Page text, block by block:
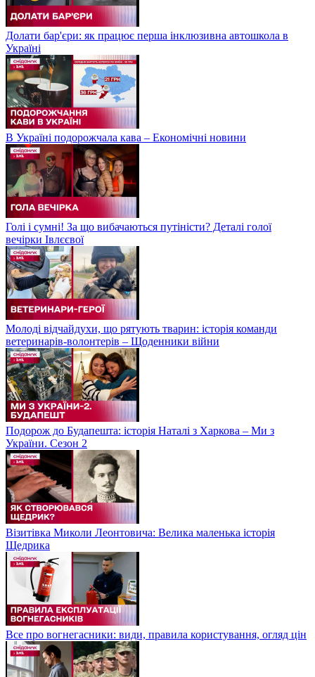
Долати бар'єри: як працює перша інклюзивна автошкола в
Україні
В Україні подорожчала кава – Економічні новини
Голі і сумні! За що вибачаються путіністи? Деталі голої
вечірки Івлєєвої
Молоді відчайдухи, що рятують тварин: історія команди
ветеринарів-волонтерів – Щоденники війни
Подорож до Будапешта: історія Наталі з Харкова – Ми з
України. Сезон 2
Візитівка Миколи Леонтовича: Велика маленька історія
Щедрика
Все про вогнегасники: види, правила користування, огляд цін